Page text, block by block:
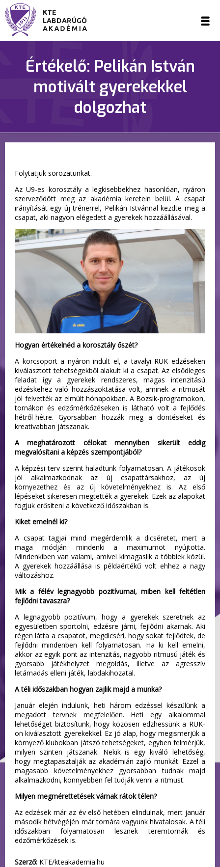
Értékelő: Pelikán István
motivált gyerekekkel
dolgozhat
Folytatjuk sorozatunkat.
Az U9-es korosztály a legkisebbekhez hasonlóan, nyáron
szerveződött meg az akadémia keretein belül. A csapat
irányítását egy új trénerrel, Pelikán Istvánnal kezdte meg a
csapat, aki nagyon elégedett a gyerekek hozzáállásával.
Hogyan értékelnéd a korosztály őszét?
A korcsoport a nyáron indult el, a tavalyi RUK edzéseken
kiválasztott tehetségekből alakult ki a csapat. Az elsődleges
feladat így a gyerekek rendszeres, magas intenzitású
edzéskehez való hozzászoktatása volt, aminek a ritmusát
jól felvették az elmúlt hónapokban. A Bozsik-programokon,
tornákon és edzőmérkőzéseken is látható volt a fejlődés
hétről-hétre. Gyorsabban hozzák meg a döntéseket és
kreatívabban játszanak.
A meghatározott célokat mennyiben sikerült eddig
megvalósítani a képzés szempontjából?
A képzési terv szerint haladtunk folyamatosan. A játékosok
jól alkalmazkodnak az új csapattársakhoz, az új
környezethez és az új követelményekhez is. Az első
lépéseket sikeresen megtették a gyerekek. Ezek az alapokat
fogjuk erősíteni a következő időszakban is.
Kiket emelnél ki?
A csapat tagjai mind megérdemlik a dicséretet, mert a
maga módján mindenki a maximumot nyújtotta.
Mindenkiben van valami, amivel kimagaslik a többiek közül.
A gyerekek hozzáállása is példaértékű volt ehhez a nagy
változáshoz.
Mik a félév legnagyobb pozitívumai, miben kell feltétlen
fejlődni tavaszra?
A legnagyobb pozitívum, hogy a gyerekek szeretnek az
egyesületben sportolni, edzésre járni, fejlődni akarnak. Aki
régen látta a csapatot, megdicséri, hogy sokat fejlődtek, de
fejlődni mindenben kell folyamatosan. Ha ki kell emelni,
akkor az egyik pont az intenzitás, nagyobb ritmusú játék és
gyorsabb játékhelyzet megoldás, illetve az agresszív
letámadás elleni játék, labdakihozatal.
A téli időszakban hogyan zajlik majd a munka?
Január elején indulunk, heti három edzéssel készülünk a
megadott tervnek megfelelően. Heti egy alkalommal
lehetőséget biztosítunk, hogy közösen edzhessünk a RUK-
on kiválasztott gyerekekkel. Ez jó alap, hogy megismerjük a
környező klubokban játszó tehetségeket, egyben felmérjük,
milyen szinten játszanak. Nekik is egy kiváló lehetőség,
hogy megtapasztalják az akadémián zajló munkát. Ezzel a
magasabb követelményekhez gyorsabban tudnak majd
alkalmazkodni, könnyebben fel tudják venni a ritmust.
Milyen megmérettetések várnak rátok télen?
Az edzések már az év első hetében elindulnak, mert január
második hétvégéjén már tornára vagyunk hivatalosak. A téli
időszakban folyamatosan lesznek teremtornák és
edzőmérkőzések is.
Szerző: KTE/kteakademia.hu